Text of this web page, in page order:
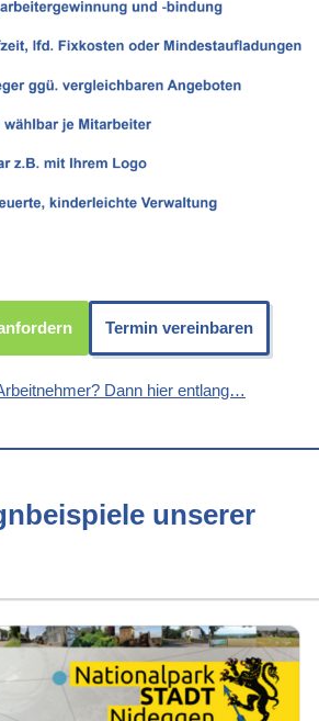
Termin vereinbaren
Dann hier entlang…
unserer